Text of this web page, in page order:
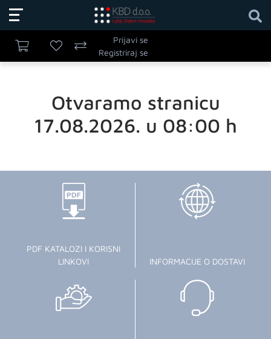
Prijavi se
Registriraj se
Otvaramo stranicu
17.08.2026. u 08:00 h
PDF KATALOZI I KORISNI
LINKOVI
INFORMACIJE O DOSTAVI